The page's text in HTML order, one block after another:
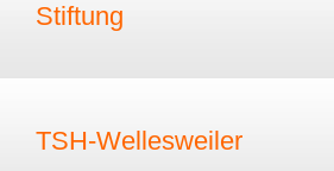
Stiftung
TSH-Wellesweiler